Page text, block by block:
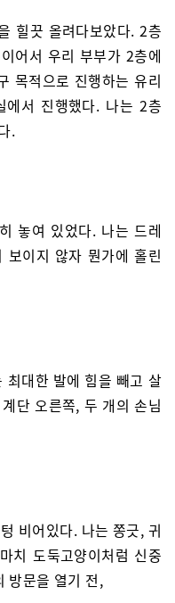
힐끗 올려다보았다. 2층
어서 우리 부부가 2층에
목적으로 진행하는 유리
에서 진행했다. 나는 2층
.
놓여 있었다. 나는 드레
보이지 않자 뭔가에 홀린
최대한 발에 힘을 빼고 살
단 오른쪽, 두 개의 손님
비어있다. 나는 쫑긋, 귀
치 도둑고양이처럼 신중
방문을 열기 전,